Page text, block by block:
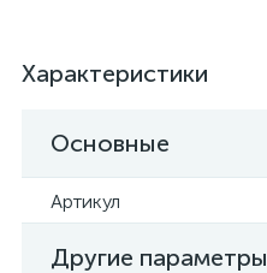
Характеристики
Основные
Артикул
Другие параметры